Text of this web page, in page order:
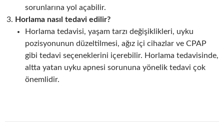
sorunlarına yol açabilir.
Horlama nasıl tedavi edilir?
Horlama tedavisi, yaşam tarzı değişiklikleri, uyku
pozisyonunun düzeltilmesi, ağız içi cihazlar ve CPAP
gibi tedavi seçeneklerini içerebilir. Horlama tedavisinde,
altta yatan uyku apnesi sorununa yönelik tedavi çok
önemlidir.